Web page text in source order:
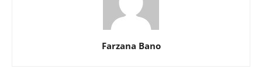
Farzana Bano